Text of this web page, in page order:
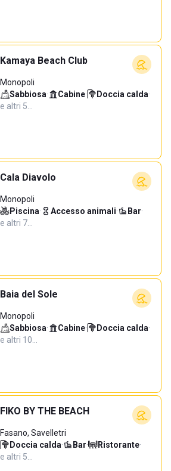
Kamaya Beach Club
Monopoli
Sabbiosa· Cabine· Doccia calda·
e altri 5…
Cala Diavolo
Monopoli
Piscina· Accesso animali· Bar·
e altri 7…
Baia del Sole
Monopoli
Sabbiosa· Cabine· Doccia calda·
e altri 10…
FIKO BY THE BEACH
Fasano, Savelletri
Doccia calda· Bar· Ristorante·
e altri 5…